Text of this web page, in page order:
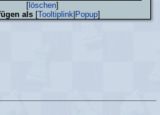
[ löschen]
als[Tooltiplink| Popup]